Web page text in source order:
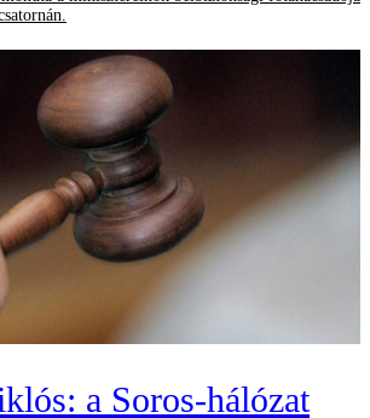
a Soros-hálózat